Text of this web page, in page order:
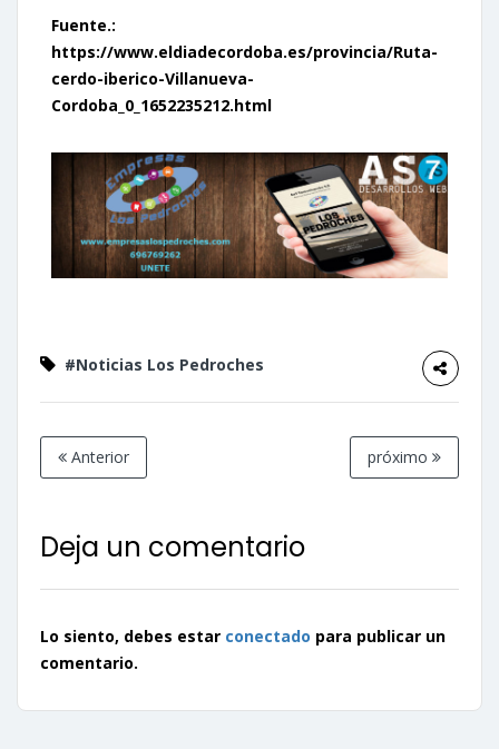
Fuente.:
https://www.eldiadecordoba.es/provincia/Ruta-
cerdo-iberico-Villanueva-
Cordoba_0_1652235212.html
#Noticias Los Pedroches
Anterior próximo
Deja un comentario
Lo siento, debes estar conectado para publicar un
comentario.